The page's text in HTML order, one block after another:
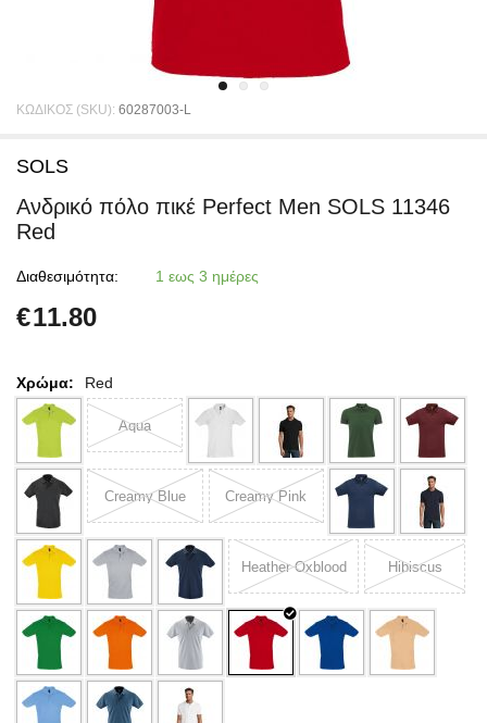
ΚΩΔΙΚΟΣ (SKU): 60287003-L
SOLS
Ανδρικό πόλο πικέ Perfect Men SOLS 11346
Red
Διαθεσιμότητα: 1 εως 3 ημέρες
€11.80
Χρώμα: Red
Aqua
Creamy Blue Creamy Pink
Heather Oxblood Hibiscus